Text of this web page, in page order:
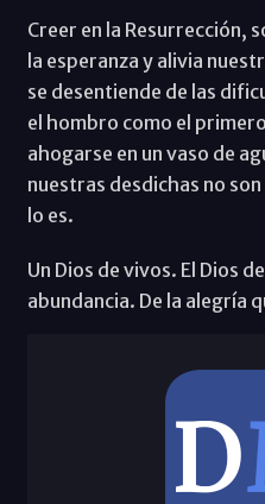
Creer en la Resurrección,
la esperanza y alivia
se desentiende de las
el hombro como el
ahogarse en un vaso de
nuestras desdichas no
lo es.
Un Dios de vivos. El Dios
abundancia. De la alegría